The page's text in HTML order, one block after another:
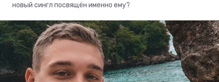
новый сингл посвящён именно ему?